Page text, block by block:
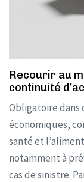
Recourir au
continuité
Obligatoire dans
économiques,
santé et
notamment à
cas de sinistre.